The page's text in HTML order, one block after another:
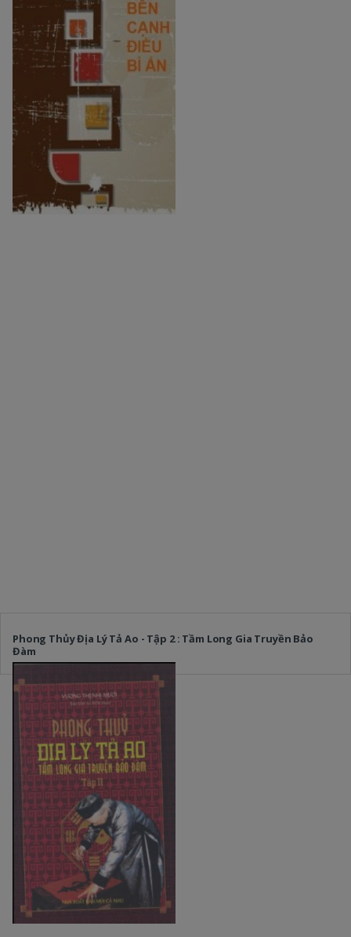
Phong Thủy Địa Lý Tả Ao - Tập 2 : Tầm Long Gia Truyền Bảo
Đàm